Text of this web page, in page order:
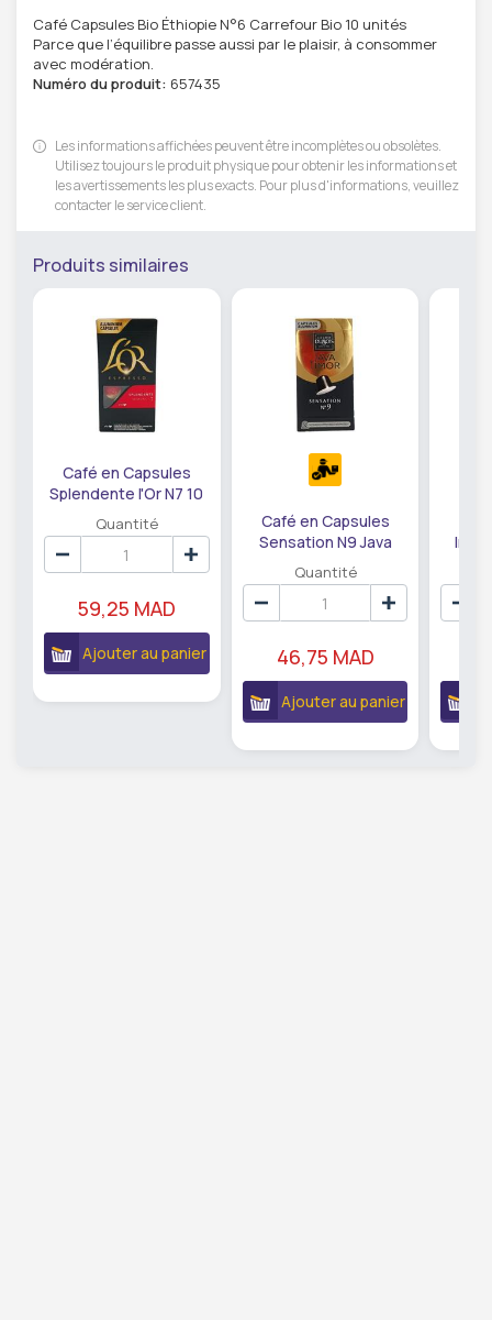
Café Capsules Bio Éthiopie N°6 Carrefour Bio 10 unités
Parce que l’équilibre passe aussi par le plaisir, à consommer
avec modération.
Numéro du produit: 657435
Les informations affichées peuvent être incomplètes ou obsolètes.
Utilisez toujours le produit physique pour obtenir les informations et
les avertissements les plus exacts. Pour plus d'informations, veuillez
contacter le service client.
Produits similaires
Café en Capsules
Splendente l'Or N7 10
unités.
Quantité
59,25 MAD
Ajouter au panier
Café en Capsules
Sensation N9 Java
Timor 10 Capsules
Quantité
46,75 MAD
Ajouter au panier